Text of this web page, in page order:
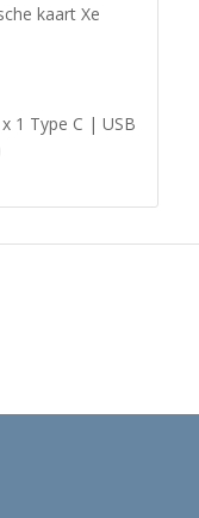
kaart Xe
Type C | USB